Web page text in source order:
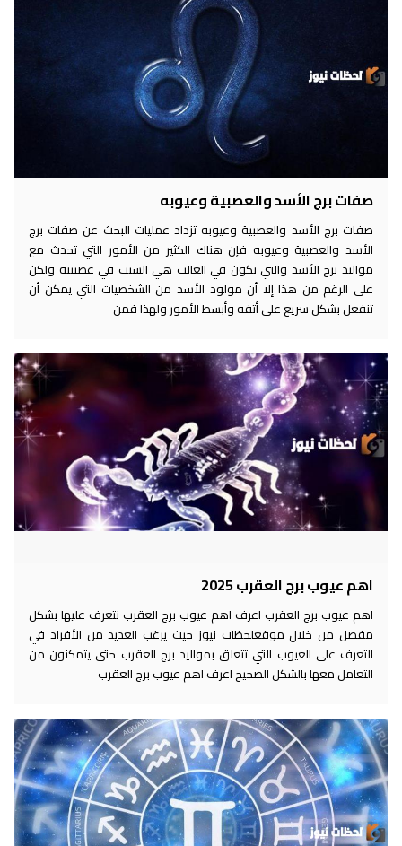
صفات برج الأسد والعصبية وعيوبه
صفات برج الأسد والعصبية وعيوبه تزداد عمليات البحث عن صفات برج
الأسد والعصبية وعيوبه فإن هناك الكثير من الأمور التي تحدث مع
مواليد برج الأسد والتي تكون في الغالب هي السبب في عصبيته ولكن
على الرغم من هذا إلا أن مولود الأسد من الشخصيات التي يمكن أن
تنفعل بشكل سريع على أتفه وأبسط الأمور ولهذا فمن
اهم عيوب برج العقرب 2025
اهم عيوب برج العقرب اعرف اهم عيوب برج العقرب نتعرف عليها بشكل
مفصل من خلال موقعلحظات نيوز حيث يرغب العديد من الأفراد في
التعرف على العيوب التي تتعلق بمواليد برج العقرب حتى يتمكنون من
التعامل معها بالشكل الصحيح اعرف اهم عيوب برج العقرب